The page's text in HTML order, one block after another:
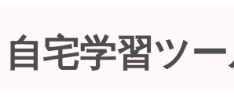
自宅学習ツ